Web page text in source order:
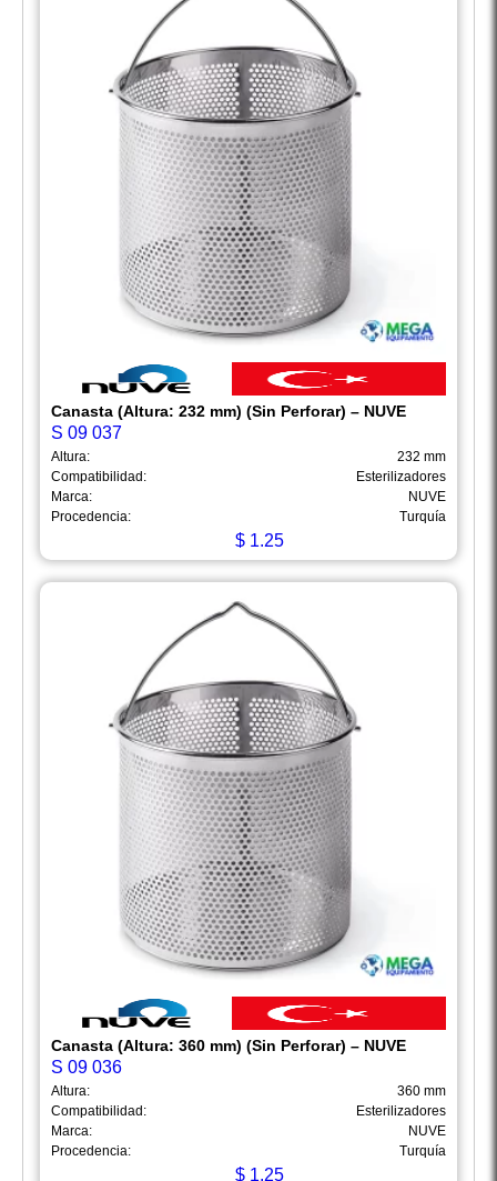
Canasta (Altura: 232 mm) (Sin Perforar) – NUVE
S 09 037
Altura:
232 mm
Compatibilidad:
Esterilizadores
Marca:
NUVE
Procedencia:
Turquía
$ 1.25
Canasta (Altura: 360 mm) (Sin Perforar) – NUVE
S 09 036
Altura:
360 mm
Compatibilidad:
Esterilizadores
Marca:
NUVE
Procedencia:
Turquía
$ 1.25